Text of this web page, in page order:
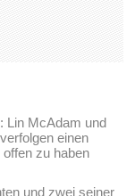
Lin McAdam und
einen
zu haben
und zwei seiner